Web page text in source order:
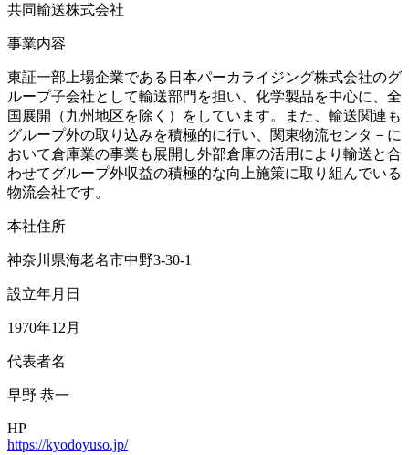
共同輸送株式会社
事業内容
東証一部上場企業である日本パーカライジング株式会社のグ
ループ子会社として輸送部門を担い、化学製品を中心に、全
国展開（九州地区を除く）をしています。また、輸送関連も
グループ外の取り込みを積極的に行い、関東物流センタ－に
おいて倉庫業の事業も展開し外部倉庫の活用により輸送と合
わせてグループ外収益の積極的な向上施策に取り組んでいる
物流会社です。
本社住所
神奈川県海老名市中野3-30-1
設立年月日
1970年12月
代表者名
早野 恭一
HP
https://kyodoyuso.jp/